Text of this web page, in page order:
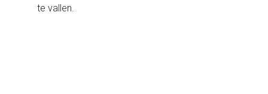
te vallen.